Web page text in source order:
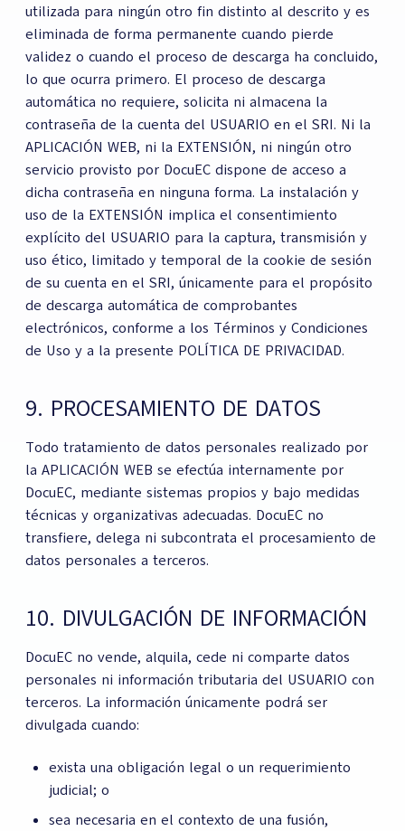
utilizada para ningún otro fin distinto al descrito y es
eliminada de forma permanente cuando pierde
validez o cuando el proceso de descarga ha concluido,
lo que ocurra primero. El proceso de descarga
automática no requiere, solicita ni almacena la
contraseña de la cuenta del USUARIO en el SRI. Ni la
APLICACIÓN WEB, ni la EXTENSIÓN, ni ningún otro
servicio provisto por DocuEC dispone de acceso a
dicha contraseña en ninguna forma. La instalación y
uso de la EXTENSIÓN implica el consentimiento
explícito del USUARIO para la captura, transmisión y
uso ético, limitado y temporal de la cookie de sesión
de su cuenta en el SRI, únicamente para el propósito
de descarga automática de comprobantes
electrónicos, conforme a los Términos y Condiciones
de Uso y a la presente POLÍTICA DE PRIVACIDAD.
9. PROCESAMIENTO DE DATOS
Todo tratamiento de datos personales realizado por
la APLICACIÓN WEB se efectúa internamente por
DocuEC, mediante sistemas propios y bajo medidas
técnicas y organizativas adecuadas. DocuEC no
transfiere, delega ni subcontrata el procesamiento de
datos personales a terceros.
10. DIVULGACIÓN DE INFORMACIÓN
DocuEC no vende, alquila, cede ni comparte datos
personales ni información tributaria del USUARIO con
terceros. La información únicamente podrá ser
divulgada cuando:
exista una obligación legal o un requerimiento
judicial; o
sea necesaria en el contexto de una fusión,